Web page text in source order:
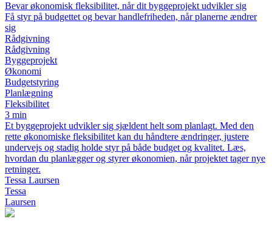
Bevar økonomisk fleksibilitet, når dit byggeprojekt udvikler sig
Få styr på budgettet og bevar handlefriheden, når planerne ændrer
sig
Rådgivning
Rådgivning
Byggeprojekt
Økonomi
Budgetstyring
Planlægning
Fleksibilitet
3 min
Et byggeprojekt udvikler sig sjældent helt som planlagt. Med den
rette økonomiske fleksibilitet kan du håndtere ændringer, justere
undervejs og stadig holde styr på både budget og kvalitet. Læs,
hvordan du planlægger og styrer økonomien, når projektet tager nye
retninger.
Tessa Laursen
Tessa
Laursen